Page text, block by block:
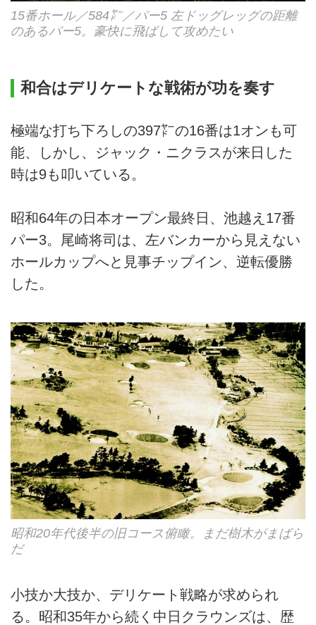
15番ホール／584㍎／パー5 左ドッグレッグの距離
のあるパー5。豪快に飛ばして攻めたい
和合はデリケートな戦術が功を奏す
極端な打ち下ろしの397㍎の16番は1オンも可
能、しかし、ジャック・ニクラスが来日した
時は9も叩いている。
昭和64年の日本オープン最終日、池越え17番
パー3。尾崎将司は、左バンカーから見えない
ホールカップへと見事チップイン、逆転優勝
した。
昭和20年代後半の旧コース俯瞰。まだ樹木がまばら
だ
小技か大技か、デリケート戦略が求められ
る。昭和35年から続く中日クラウンズは、歴